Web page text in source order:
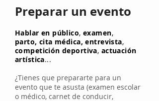
Preparar un evento
Hablar en público, examen,
parto, cita médica, entrevista,
competición deportiva, actuación
artística...
¿Tienes que prepararte para un
evento que te asusta (examen escolar
o médico, carnet de conducir,